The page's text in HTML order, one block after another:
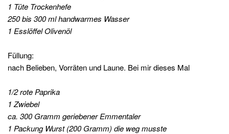
1 Tüte Trockenhefe
250 bis 300 ml handwarmes Wasser
1 Esslöffel Olivenöl
Füllung:
nach Belieben, Vorräten und Laune. Bei mir dieses Mal
1/2 rote Paprika
1 Zwiebel
ca. 300 Gramm geriebener Emmentaler
1 Packung Wurst (200 Gramm) die weg musste